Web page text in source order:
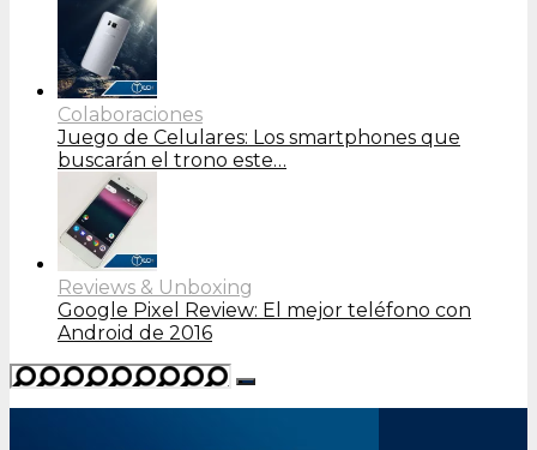
Colaboraciones
Juego de Celulares: Los smartphones que
buscarán el trono este…
Reviews & Unboxing
Google Pixel Review: El mejor teléfono con
Android de 2016